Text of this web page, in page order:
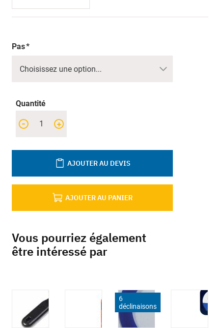
Pas
Quantité
+
-
AJOUTER AU PANIER
AJOUTER AU DEVIS
Vous pourriez également
être intéressé par
6
déclinaisons